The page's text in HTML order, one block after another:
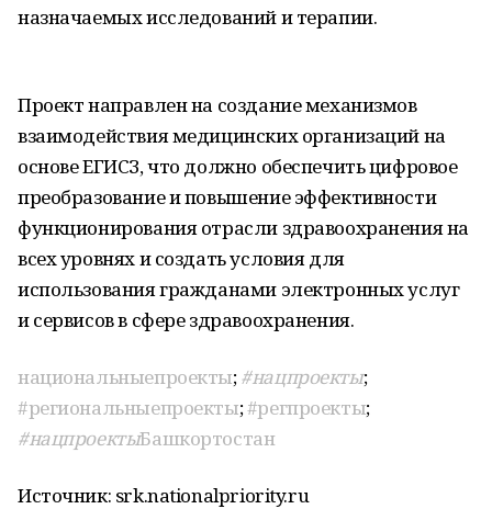
назначаемых исследований и терапии.
Проект направлен на создание механизмов
взаимодействия медицинских организаций на
основе ЕГИСЗ, что должно обеспечить цифровое
преобразование и повышение эффективности
функционирования отрасли здравоохранения на
всех уровнях и создать условия для
использования гражданами электронных услуг
и сервисов в сфере здравоохранения.
национальныепроекты;#нацпроекты;
#региональныепроекты;#регпроекты;
#нацпроектыБашкортостан
Источник: srk.nationalpriority.ru